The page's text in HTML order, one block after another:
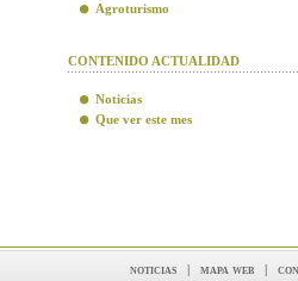
Agroturismo
CONTENIDO ACTUALIDAD
Noticias
Que ver este mes
noticias | mapa web |